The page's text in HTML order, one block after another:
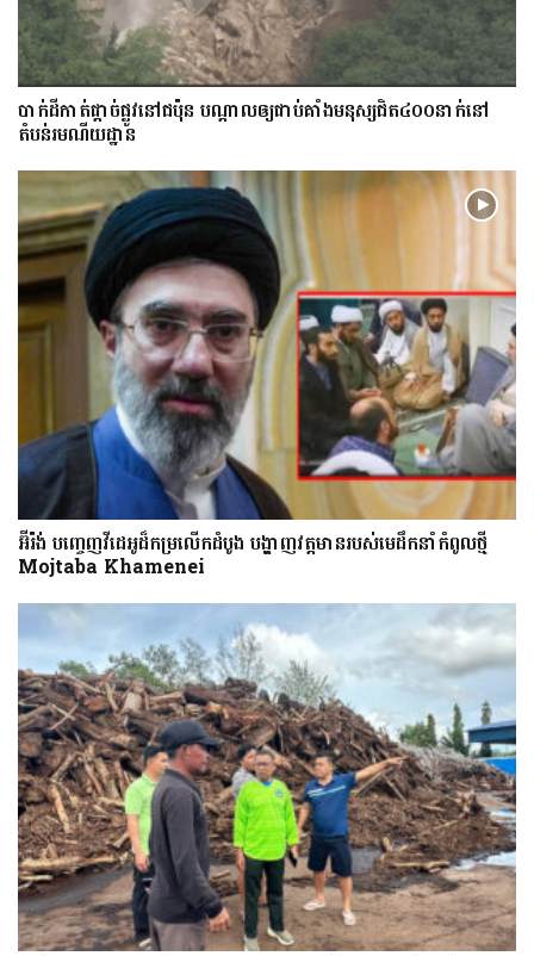
​បាក់​ដី​កាត់ផ្តាច់ផ្លូវ​​នៅជប៉ុន បណ្តាល​ឲ្យ​ជាប់​គាំង​​​មនុស្ស​ជិត​៤០០នាក់​នៅ
តំបន់រមណីយដ្ឋាន​
អ៊ីរ៉ង់ បញ្ចេញវីដេអូដ៏កម្រលើក​ដំបូង បង្ហាញ​វត្តមាន​​​របស់​​មេដឹកនាំកំពូលថ្មី
Mojtaba Khamenei